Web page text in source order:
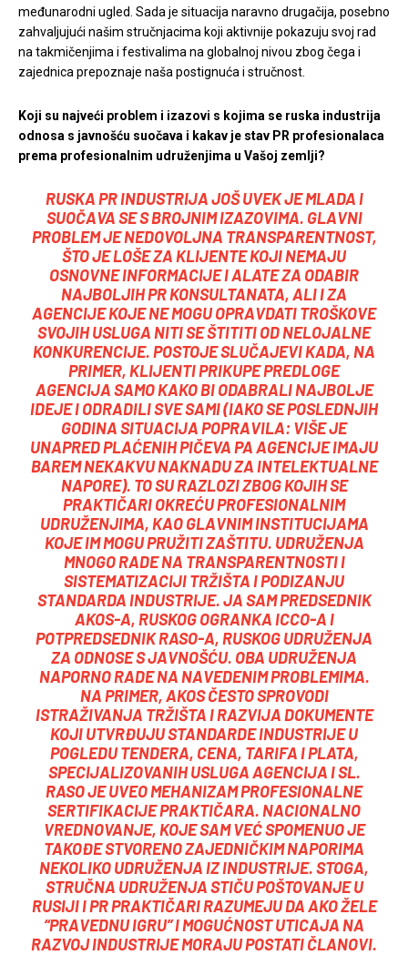
međunarodni ugled. Sada je situacija naravno drugačija, posebno
zahvaljujući našim stručnjacima koji aktivnije pokazuju svoj rad
na takmičenjima i festivalima na globalnoj nivou zbog čega i
zajednica prepoznaje naša postignuća i stručnost.
Koji su najveći problem i izazovi s kojima se ruska industrija
odnosa s javnošću suočava i kakav je stav PR profesionalaca
prema profesionalnim udruženjima u Vašoj zemlji?
RUSKA PR INDUSTRIJA JOŠ UVEK JE MLADA I
SUOČAVA SE S BROJNIM IZAZOVIMA. GLAVNI
PROBLEM JE NEDOVOLJNA TRANSPARENTNOST,
ŠTO JE LOŠE ZA KLIJENTE KOJI NEMAJU
OSNOVNE INFORMACIJE I ALATE ZA ODABIR
NAJBOLJIH PR KONSULTANATA, ALI I ZA
AGENCIJE KOJE NE MOGU OPRAVDATI TROŠKOVE
SVOJIH USLUGA NITI SE ŠTITITI OD NELOJALNE
KONKURENCIJE. POSTOJE SLUČAJEVI KADA, NA
PRIMER, KLIJENTI PRIKUPE PREDLOGE
AGENCIJA SAMO KAKO BI ODABRALI NAJBOLJE
IDEJE I ODRADILI SVE SAMI (IAKO SE POSLEDNJIH
GODINA SITUACIJA POPRAVILA: VIŠE JE
UNAPRED PLAĆENIH PIČEVA PA AGENCIJE IMAJU
BAREM NEKAKVU NAKNADU ZA INTELEKTUALNE
NAPORE). TO SU RAZLOZI ZBOG KOJIH SE
PRAKTIČARI OKREĆU PROFESIONALNIM
UDRUŽENJIMA, KAO GLAVNIM INSTITUCIJAMA
KOJE IM MOGU PRUŽITI ZAŠTITU. UDRUŽENJA
MNOGO RADE NA TRANSPARENTNOSTI I
SISTEMATIZACIJI TRŽIŠTA I PODIZANJU
STANDARDA INDUSTRIJE. JA SAM PREDSEDNIK
AKOS-A, RUSKOG OGRANKA ICCO-A I
POTPREDSEDNIK RASO-A, RUSKOG UDRUŽENJA
ZA ODNOSE S JAVNOŠĆU. OBA UDRUŽENJA
NAPORNO RADE NA NAVEDENIM PROBLEMIMA.
NA PRIMER, AKOS ČESTO SPROVODI
ISTRAŽIVANJA TRŽIŠTA I RAZVIJA DOKUMENTE
KOJI UTVRĐUJU STANDARDE INDUSTRIJE U
POGLEDU TENDERA, CENA, TARIFA I PLATA,
SPECIJALIZOVANIH USLUGA AGENCIJA I SL.
RASO JE UVEO MEHANIZAM PROFESIONALNE
SERTIFIKACIJE PRAKTIČARA. NACIONALNO
VREDNOVANJE, KOJE SAM VEĆ SPOMENUO JE
TAKOĐE STVORENO ZAJEDNIČKIM NAPORIMA
NEKOLIKO UDRUŽENJA IZ INDUSTRIJE. STOGA,
STRUČNA UDRUŽENJA STIČU POŠTOVANJE U
RUSIJI I PR PRAKTIČARI RAZUMEJU DA AKO ŽELE
“PRAVEDNU IGRU” I MOGUĆNOST UTICAJA NA
RAZVOJ INDUSTRIJE MORAJU POSTATI ČLANOVI.